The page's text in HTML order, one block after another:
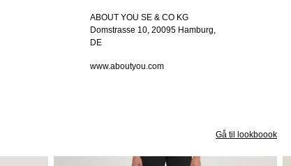
ABOUT YOU SE & CO KG
Domstrasse 10, 20095 Hamburg,
DE
www.aboutyou.com
Gå til lookboook